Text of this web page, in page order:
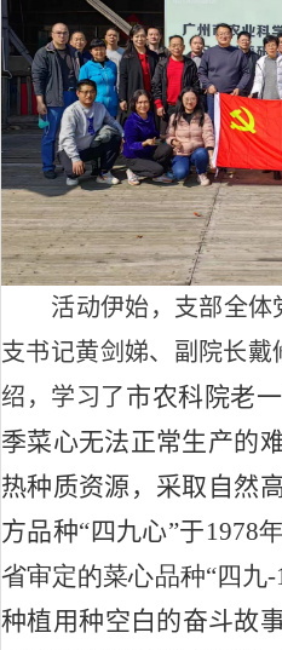
活动伊始，支部全
支书记黄剑娣、副院长
绍，学习了市农科院老
季菜心无法正常生产的
热种质资源，采取自然
方品种“四九心”于1978
省审定的菜心品种“四九-
种植用种空白的奋斗故